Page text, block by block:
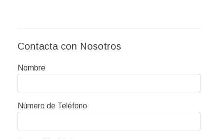
Contacta con Nosotros
Nombre
Número de Teléfono